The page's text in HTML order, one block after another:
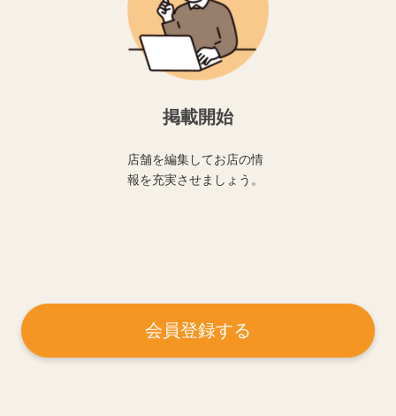
掲載開始
店舗を編集してお店の情
報を充実させましょう。
会員登録する